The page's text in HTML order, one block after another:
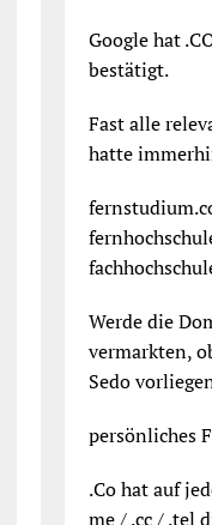
Google hat
bestätigt.
Fast alle
hatte
Werde die
vermarkten,
Sedo
persönliches
.Co hat auf
me / .cc / .tel